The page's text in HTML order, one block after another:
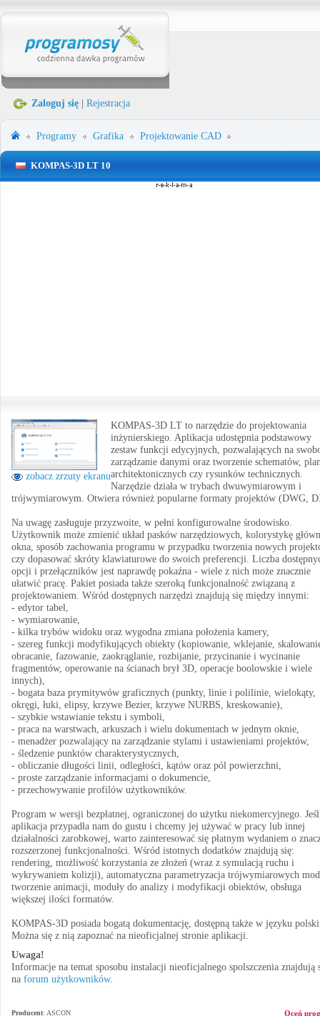
Zaloguj się Rejestracja
Programy Grafika Projektowanie CAD
KOMPAS-3D LT 10
zobacz zrzuty ekranu
KOMPAS-3D LT to narzędzie do projektowania
inżynierskiego. Aplikacja udostępnia podstawowy
zestaw funkcji edycyjnych, pozwalających na
zarządzanie danymi oraz tworzenie schematów,
architektonicznych czy rysunków technicznych.
Narzędzie działa w trybach dwuwymiarowym i
trójwymiarowym. Otwiera również popularne formaty projektów (DWG,
Na uwagę zasługuje przyzwoite, w pełni konfigurowalne środowisko.
Użytkownik może zmienić układ pasków narzędziowych, kolorystykę
okna, sposób zachowania programu w przypadku tworzenia nowych
czy dopasować skróty klawiaturowe do swoich preferencji. Liczba
opcji i przełączników jest naprawdę pokaźna - wiele z nich może znacznie
ułatwić pracę. Pakiet posiada także szeroką funkcjonalność związaną z
projektowaniem. Wśród dostępnych narzędzi znajdują się między innymi:
- edytor tabel,
- wymiarowanie,
- kilka trybów widoku oraz wygodna zmiana położenia kamery,
- szereg funkcji modyfikujących obiekty (kopiowanie, wklejanie,
obracanie, fazowanie, zaokrąglanie, rozbijanie, przycinanie i wycinanie
fragmentów, operowanie na ścianach brył 3D, operacje boolowskie i wiele
innych),
- bogata baza prymitywów graficznych (punkty, linie i polilinie, wielokąty,
okręgi, łuki, elipsy, krzywe Bezier, krzywe NURBS, kreskowanie),
- szybkie wstawianie tekstu i symboli,
- praca na warstwach, arkuszach i wielu dokumentach w jednym oknie,
- menadżer pozwalający na zarządzanie stylami i ustawieniami projektów,
- śledzenie punktów charakterystycznych,
- obliczanie długości linii, odległości, kątów oraz pól powierzchni,
- proste zarządzanie informacjami o dokumencie,
- przechowywanie profilów użytkowników.
Program w wersji bezpłatnej, ograniczonej do użytku niekomercyjnego.
aplikacja przypadła nam do gustu i chcemy jej używać w pracy lub innej
działalności zarobkowej, warto zainteresować się płatnym wydaniem o
rozszerzonej funkcjonalności. Wśród istotnych dodatków znajdują się:
rendering, możliwość korzystania ze złożeń (wraz z symulacją ruchu i
wykrywaniem kolizji), automatyczna parametryzacja trójwymiarowych
tworzenie animacji, moduły do analizy i modyfikacji obiektów, obsługa
większej ilości formatów.
KOMPAS-3D posiada bogatą dokumentację, dostępną także w języku
Można się z nią zapoznać na nieoficjalnej stronie aplikacji.
Uwaga!
Informacje na temat sposobu instalacji nieoficjalnego spolszczenia znajdują
na forum użytkowników.
Producent: ASCON
Oceń